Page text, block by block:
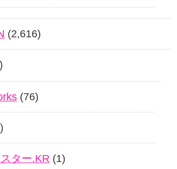
(2,616)
(76)
ター.KR (1)